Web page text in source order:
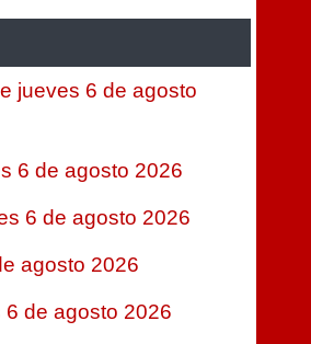
jueves 6 de agosto
6 de agosto 2026
6 de agosto 2026
agosto 2026
de agosto 2026